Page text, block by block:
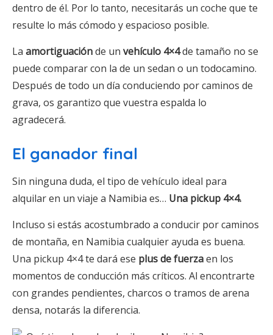
dentro de él. Por lo tanto, necesitarás un coche que te
resulte lo más cómodo y espacioso posible.
La amortiguaciónde un vehículo 4×4de tamaño no se
puede comparar con la de un sedan o un todocamino.
Después de todo un día conduciendo por caminos de
grava, os garantizo que vuestra espalda lo
agradecerá.
El ganador final
Sin ninguna duda, el tipo de vehículo ideal para
alquilar en un viaje a Namibia es… Una pickup 4×4.
Incluso si estás acostumbrado a conducir por caminos
de montaña, en Namibia cualquier ayuda es buena.
Una pickup 4×4 te dará ese plus de fuerzaen los
momentos de conducción más críticos. Al encontrarte
con grandes pendientes, charcos o tramos de arena
densa, notarás la diferencia.